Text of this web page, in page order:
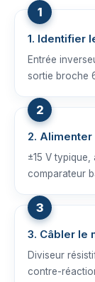
1. Identifier
Entrée
sortie broche
2.
±15 V
comparateur
3. Câbler le
Diviseur
contre-